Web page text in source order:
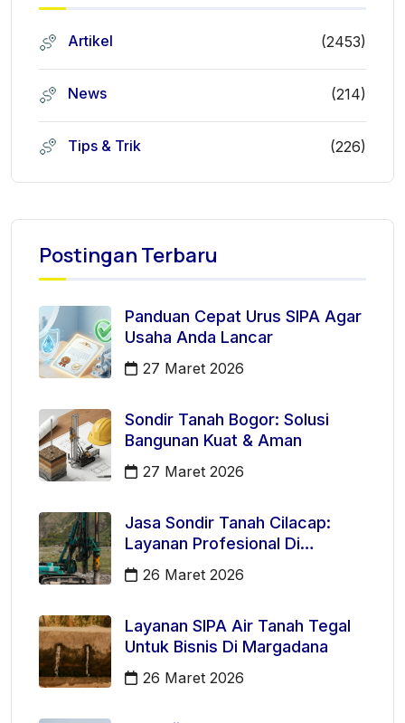
Artikel (2453)
News (214)
Tips & Trik (226)
Postingan Terbaru
Panduan Cepat Urus SIPA Agar
Usaha Anda Lancar
27 Maret 2026
Sondir Tanah Bogor: Solusi
Bangunan Kuat & Aman
27 Maret 2026
Jasa Sondir Tanah Cilacap:
Layanan Profesional Di
Kecamatan Majenang
26 Maret 2026
Layanan SIPA Air Tanah Tegal
Untuk Bisnis Di Margadana
26 Maret 2026